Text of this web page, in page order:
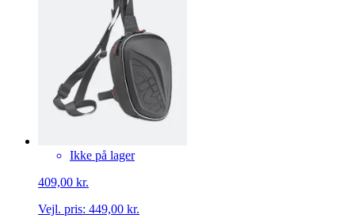
Ikke på lager
409,00 kr.
Vejl. pris: 449,00 kr.